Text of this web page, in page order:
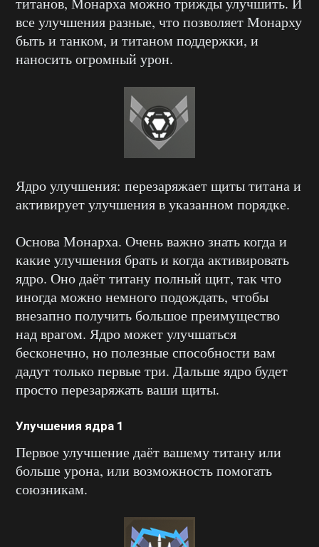
все улучшения разные, что позволяет Монарху
быть и танком, и титаном поддержки, и
наносить огромный урон.
Ядро улучшения: перезаряжает щиты титана и
активирует улучшения в указанном порядке.
Основа Монарха. Очень важно знать когда и
какие улучшения брать и когда активировать
ядро. Оно даёт титану полный щит, так что
иногда можно немного подождать, чтобы
внезапно получить большое преимущество
над врагом. Ядро может улучшаться
бесконечно, но полезные способности вам
дадут только первые три. Дальше ядро будет
просто перезаряжать ваши щиты.
Улучшения ядра 1
Первое улучшение даёт вашему титану или
больше урона, или возможность помогать
союзникам.